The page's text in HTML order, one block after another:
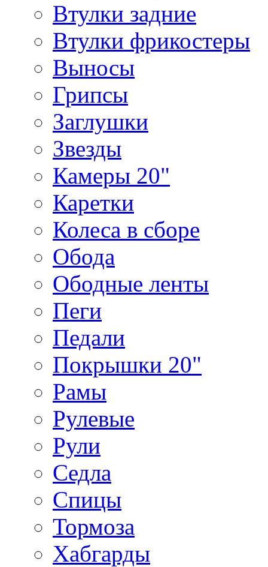
Втулки задние
Втулки фрикостеры
Выносы
Грипсы
Заглушки
Звезды
Камеры 20"
Каретки
Колеса в сборе
Обода
Ободные ленты
Пеги
Педали
Покрышки 20"
Рамы
Рулевые
Рули
Седла
Спицы
Тормоза
Хабгарды